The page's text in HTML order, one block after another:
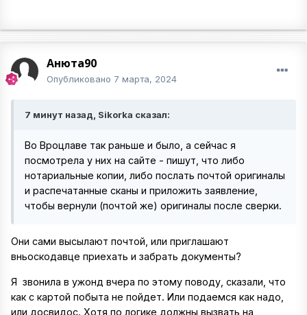
Анюта90
Опубликовано 7 марта, 2024
7 минут назад, Sikorka сказал:
Во Вроцлаве так раньше и было, а сейчас я
посмотрела у них на сайте - пишут, что либо
нотариальные копии, либо послать почтой оригиналы
и распечатанные сканы и приложить заявление,
чтобы вернули (почтой же) оригиналы после сверки.
Они сами высылают почтой, или приглашают
вньоскодавце приехать и забрать документы?
Я звонила в ужонд вчера по этому поводу, сказали, что
как с картой побыта не пойдет. Или подаемся как надо,
или досвидос. Хотя по логике должны вызвать на